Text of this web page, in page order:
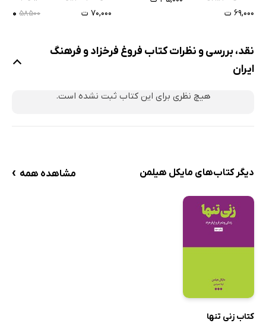
۶۹,۰۰۰ ت
۷۰,۰۰۰ ت
۵۸۵۰۰
نقد، بررسی و نظرات کتاب فروغ فرخزاد و فرهنگ
ایران
هیچ نظری برای این کتاب ثبت نشده است.
دیگر کتاب‌های مایکل هیلمن مشاهده همه ›
کتاب زنی تنها